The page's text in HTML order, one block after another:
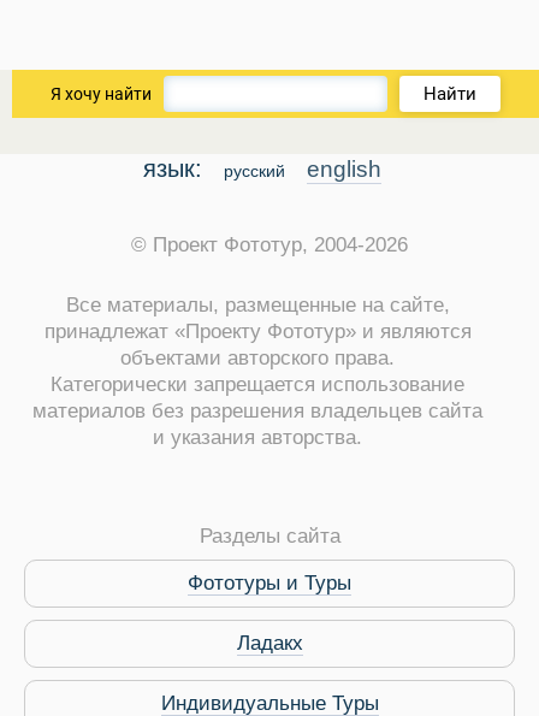
Путеводитель по
Я хочу найти Найти
язык: русский english
© Проект Фототур, 2004-2026
Все материалы, размещенные на сайте,
принадлежат «Проекту Фототур» и являются
объектами авторского права.
Категорически запрещается использование
материалов без разрешения владельцев сайта
и указания авторства.
Разделы сайта
Фототуры и Туры
Ладакх
Индивидуальные Туры